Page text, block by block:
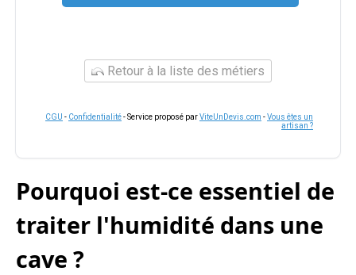
Retour à la liste des métiers
CGU - Confidentialité- Service proposé parViteUnDevis.com -Vous êtes un
artisan ?
Pourquoi est-ce essentiel de
traiter l'humidité dans une
cave ?